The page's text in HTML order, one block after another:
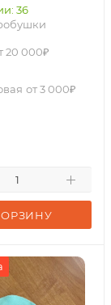
36
20 000₽
от 3 000₽